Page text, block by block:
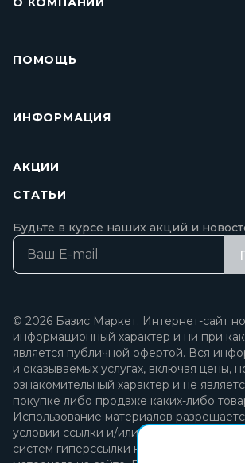
ПОМОЩЬ
ИНФОРМАЦИЯ
АКЦИИ
СТАТЬИ
Будьте в курсе наших акций и
© 2026 Базис Маркет. Интернет-сайт
информационный характер и ни при
является публичной офертой. Вся
и оказываемых услугах, включая цены,
ознакомительный характер и не
покупке либо продаже каких-либо
Использование материалов
условии ссылки и/или прямой
систем гиперссылки на